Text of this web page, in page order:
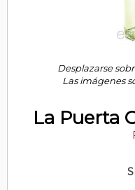
Desplazarse
Las imágenes
La Puerta